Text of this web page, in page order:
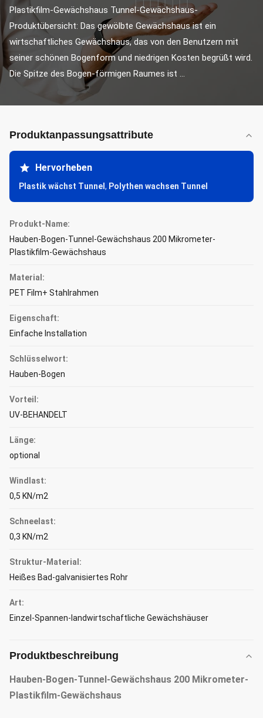
Plastikfilm-Gewächshaus Tunnel-Gewächshaus-
Produktübersicht: Das gewölbte Gewächshaus ist ein
wirtschaftliches Gewächshaus, das von den Benutzern mit
seiner schönen Bogenform und niedrigen Kosten begrüßt wird.
Die Spitze des Bogen-förmigen Raumes ist ...
Produktanpassungsattribute
Hervorheben
Plastik wächst Tunnel , Polythen wachsen Tunnel
Produkt-Name:
Hauben-Bogen-Tunnel-Gewächshaus 200 Mikrometer-
Plastikfilm-Gewächshaus
Material:
PET Film+ Stahlrahmen
Eigenschaft:
Einfache Installation
Schlüsselwort:
Hauben-Bogen
Vorteil:
UV-BEHANDELT
Länge:
optional
Windlast:
0,5 KN/m2
Schneelast:
0,3 KN/m2
Struktur-Material:
Heißes Bad-galvanisiertes Rohr
Art:
Einzel-Spannen-landwirtschaftliche Gewächshäuser
Produktbeschreibung
Hauben-Bogen-Tunnel-Gewächshaus 200 Mikrometer-
Plastikfilm-Gewächshaus